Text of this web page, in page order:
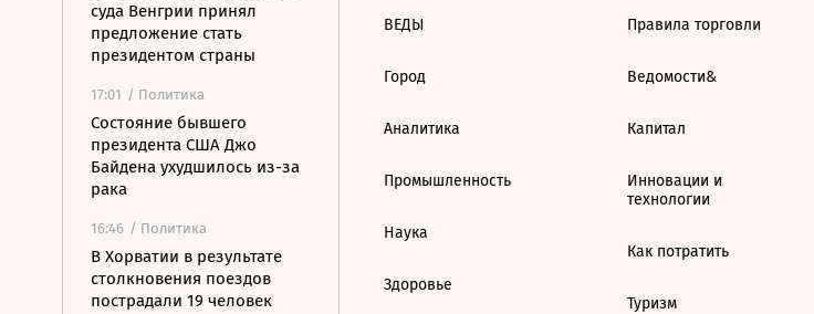
суда Венгрии принял
предложение стать
президентом страны
17:01 / Политика
Состояние бывшего
президента США Джо
Байдена ухудшилось из-за
рака
16:46 / Политика
В Хорватии в результате
столкновения поездов
пострадали 19 человек
ВЕДЫ
Город
Аналитика
Промышленность
Наука
Здоровье
Правила торговли
Ведомости&
Капитал
Инновации и
технологии
Как потратить
Туризм